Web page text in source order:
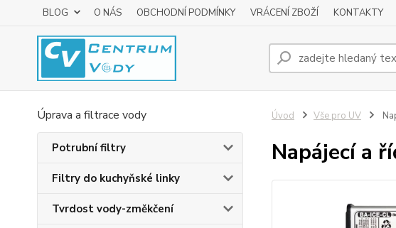
BLOG O NÁS OBCHODNÍ PODMÍNKY VRÁCENÍ ZBOŽÍ KONTAKTY
Úprava a filtrace vody
Potrubní filtry
Filtry do kuchyňské linky
Tvrdost vody-změkčení
Úvod Vše pro UV
Napájecí a